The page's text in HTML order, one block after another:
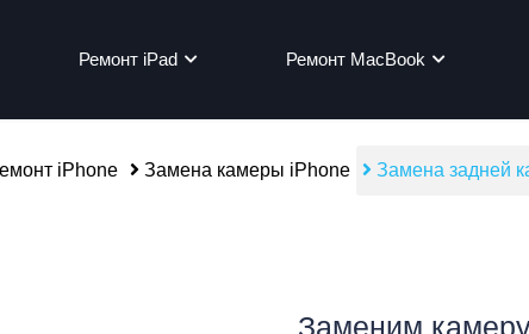
Ремонт iPad Ремонт MacBook
iPhone Замена камеры iPhone Замена задней
Заменим